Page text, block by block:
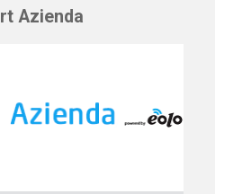
Azienda